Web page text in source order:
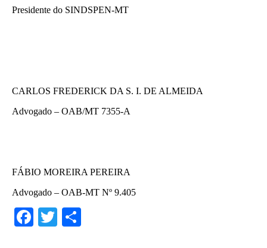
Presidente do SINDSPEN-MT
CARLOS FREDERICK DA S. I. DE ALMEIDA
Advogado – OAB/MT 7355-A
FÁBIO MOREIRA PEREIRA
Advogado – OAB-MT Nº 9.405
Facebook
Twitter